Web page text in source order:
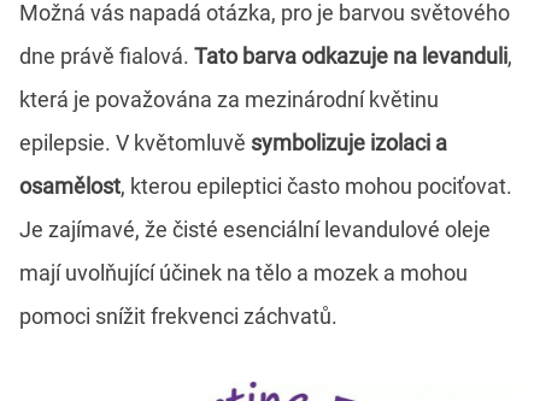
Možná vás napadá otázka, pro je barvou světového
dne právě fialová. Tato barva odkazuje na levanduli,
která je považována za mezinárodní květinu
epilepsie. V květomluvě symbolizuje izolaci a
osamělost, kterou epileptici často mohou pociťovat.
Je zajímavé, že čisté esenciální levandulové oleje
mají uvolňující účinek na tělo a mozek a mohou
pomoci snížit frekvenci záchvatů.